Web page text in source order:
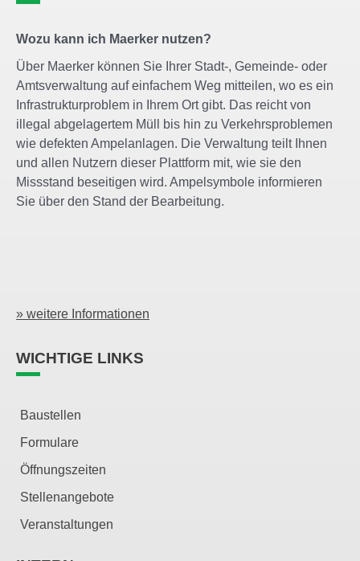
Wozu kann ich Maerker nutzen?
Über Maerker können Sie Ihrer Stadt-, Gemeinde- oder
Amtsverwaltung auf einfachem Weg mitteilen, wo es ein
Infrastrukturproblem in Ihrem Ort gibt. Das reicht von
illegal abgelagertem Müll bis hin zu Verkehrsproblemen
wie defekten Ampelanlagen. Die Verwaltung teilt Ihnen
und allen Nutzern dieser Plattform mit, wie sie den
Missstand beseitigen wird. Ampelsymbole informieren
Sie über den Stand der Bearbeitung.
» weitere Informationen
WICHTIGE LINKS
Baustellen
Formulare
Öffnungszeiten
Stellenangebote
Veranstaltungen